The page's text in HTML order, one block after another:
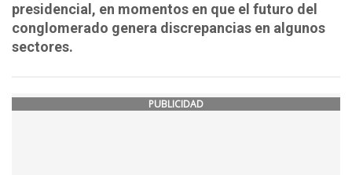
presidencial, en momentos en que el futuro del
conglomerado genera discrepancias en algunos
sectores.
PUBLICIDAD